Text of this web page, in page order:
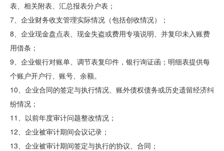
表、相关附表、汇总报表分户表；
7、企业财务收支管理实际情况（包括创收情况）；
8、企业现金盘点表、现金失盗或费用专项说明、并复印未入账费
用借条；
9、企业银行对账单、调节表复印件，银行询证函；明细表提供每
个账户开户行、账号、余额。
10、企业合同的签定与执行情况、账外债权债务或历史遗留经济纠
纷情况；
11、以前年度审计问题整改情况；
12、企业被审计期间会议记录；
13、企业被审计期间签定与执行的协议、合同；